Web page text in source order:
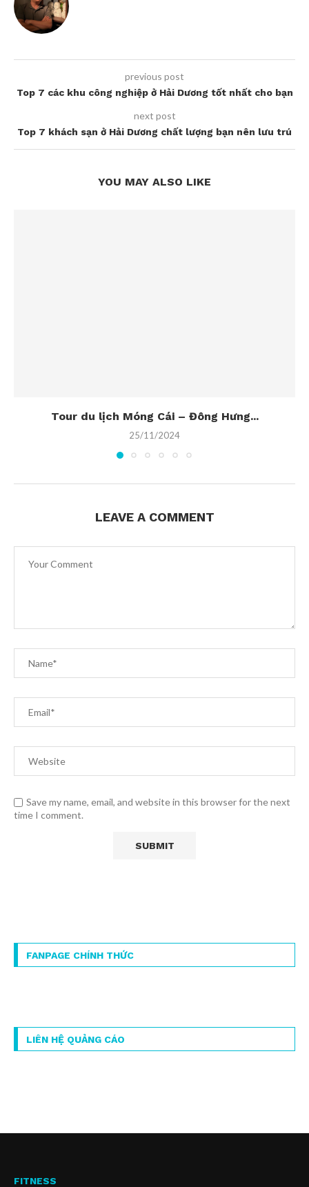
previous post
Top 7 các khu công nghiệp ở Hải Dương tốt nhất cho bạn
next post
Top 7 khách sạn ở Hải Dương chất lượng bạn nên lưu trú
YOU MAY ALSO LIKE
Tour du lịch Móng Cái – Đông Hưng...
25/11/2024
LEAVE A COMMENT
Save my name, email, and website in this browser for the next
time I comment.
FANPAGE CHÍNH THỨC
LIÊN HỆ QUẢNG CÁO
FITNESS